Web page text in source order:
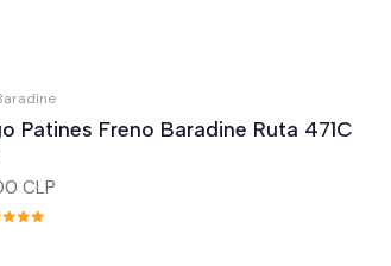
Patines Freno Baradine Ruta 471C
CLP